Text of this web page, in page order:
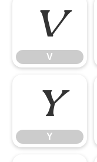
V
V
Y
Y